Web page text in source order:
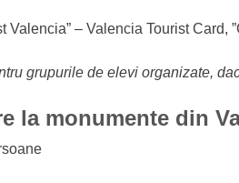
– Valencia Tourist Card,
grupurile de elevi organizate,
la monumente din